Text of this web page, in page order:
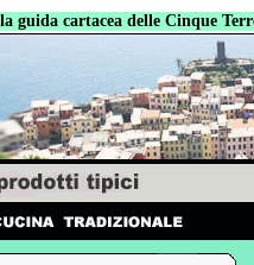
cartacea delle Cinque Terre